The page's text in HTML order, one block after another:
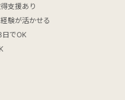
支援あり
験が活かせる
でOK